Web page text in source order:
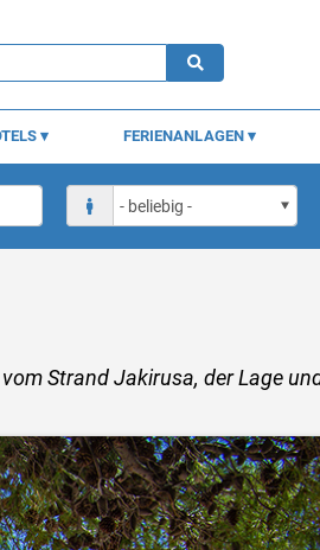
FERIENANLAGEN
Strand Jakirusa, der Lage